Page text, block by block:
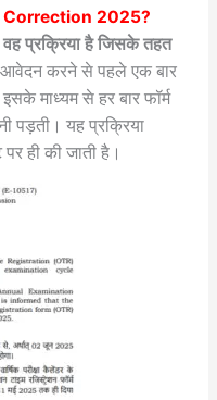
Correction 2025?
वह प्रक्रिया है जिसके तहत
करने से पहले एक बार
माध्यम से हर बार फॉर्म
पड़ती। यह प्रक्रिया
ही की जाती है।